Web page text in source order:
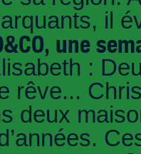
il
une
:
rêve...
deux